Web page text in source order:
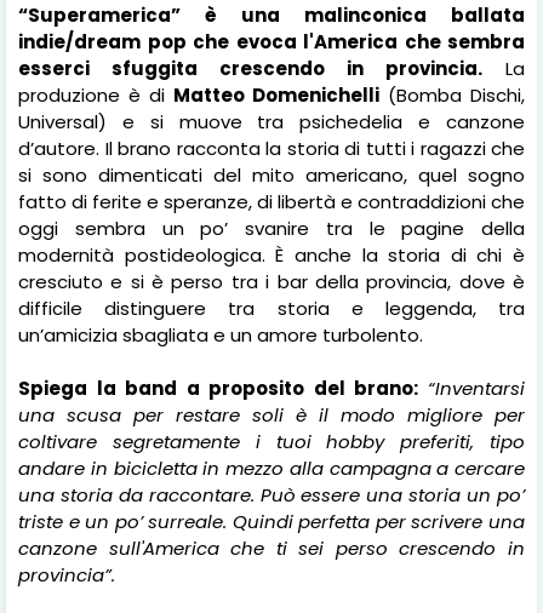
“Superamerica” è una malinconica ballata
indie/dream pop che evoca l'America che sembra
esserci sfuggita crescendo in provincia. La
produzione è di Matteo Domenichelli (Bomba Dischi,
Universal) e si muove tra psichedelia e canzone
d’autore. Il brano racconta la storia di tutti i ragazzi che
si sono dimenticati del mito americano, quel sogno
fatto di ferite e speranze, di libertà e contraddizioni che
oggi sembra un po’ svanire tra le pagine della
modernità postideologica. È anche la storia di chi è
cresciuto e si è perso tra i bar della provincia, dove è
difficile distinguere tra storia e leggenda, tra
un’amicizia sbagliata e un amore turbolento.
Spiega la band a proposito del brano: “Inventarsi
una scusa per restare soli è il modo migliore per
coltivare segretamente i tuoi hobby preferiti, tipo
andare in bicicletta in mezzo alla campagna a cercare
una storia da raccontare. Può essere una storia un po’
triste e un po’ surreale. Quindi perfetta per scrivere una
canzone sull'America che ti sei perso crescendo in
provincia”.